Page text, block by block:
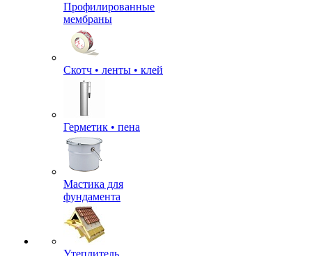
Профилированные
мембраны
Скотч • ленты • клей
Герметик • пена
Мастика для
фундамента
Утеплитель